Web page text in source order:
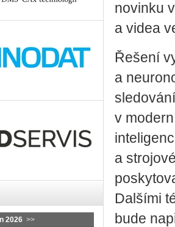
2026 >>
novinku
a videa
Řešení
a
v
a
Dalšími
bude